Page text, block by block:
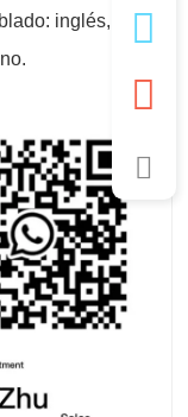
inglés,